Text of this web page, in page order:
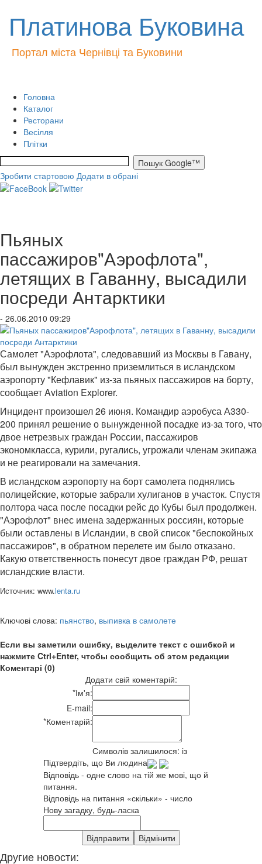
Платинова Буковина
Портал міста Чернівці та Буковини
Головна
Каталог
Ресторани
Весілля
Плітки
Зробити стартовою Додати в обрані
Пьяных
пассажиров"Аэрофлота",
летящих в Гаванну, высадили
посреди Антарктики
- 26.06.2010 09:29
Самолет "Аэрофлота", следовавший из Москвы в Гавану,
был вынужден экстренно приземлиться в исландском
аэропорту "Кефлавик" из-за пьяных пассажиров на борту,
сообщает Aviation Explorer.
Инцидент произошел 26 июня. Командир аэробуса А330-
200 принял решение о вынужденной посадке из-за того, что
двое нетрезвых граждан России, пассажиров
экономкласса, курили, ругались, угрожали членам экипажа
и не реагировали на замечания.
В исландском аэропорту на борт самолета поднялись
полицейские, которые забрали хулиганов в участок. Спустя
полтора часа после посадки рейс до Кубы был продолжен.
"Аэрофлот" внес имена задержанных россиян, которые
были оставлены в Исландии, в свой список "беспокойных
пассажиров", в обратном перелете им было отказано.
Какую ответственность понесут двое граждан РФ, решат
исландские власти.
Источник: www.lenta.ru
Ключові слова: пьянство, выпивка в самолете
Если вы заметили ошибку, выделите текст с ошибкой и
нажмите Ctrl+Enter, чтобы сообщить об этом редакции
Коментарі (0)
Додати свій коментарій:
*Ім'я:
E-mail:
*Коментарій:
Символів залишилося: із
Підтвердіть, що Ви людина
Відповідь - одне слово на тій же мові, що й
питання.
Відповідь на питання «скільки» - число
Нову загадку, будь-ласка
Другие новости: